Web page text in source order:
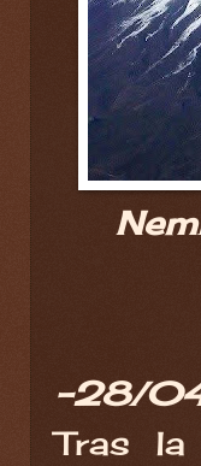
-28/
Tras la